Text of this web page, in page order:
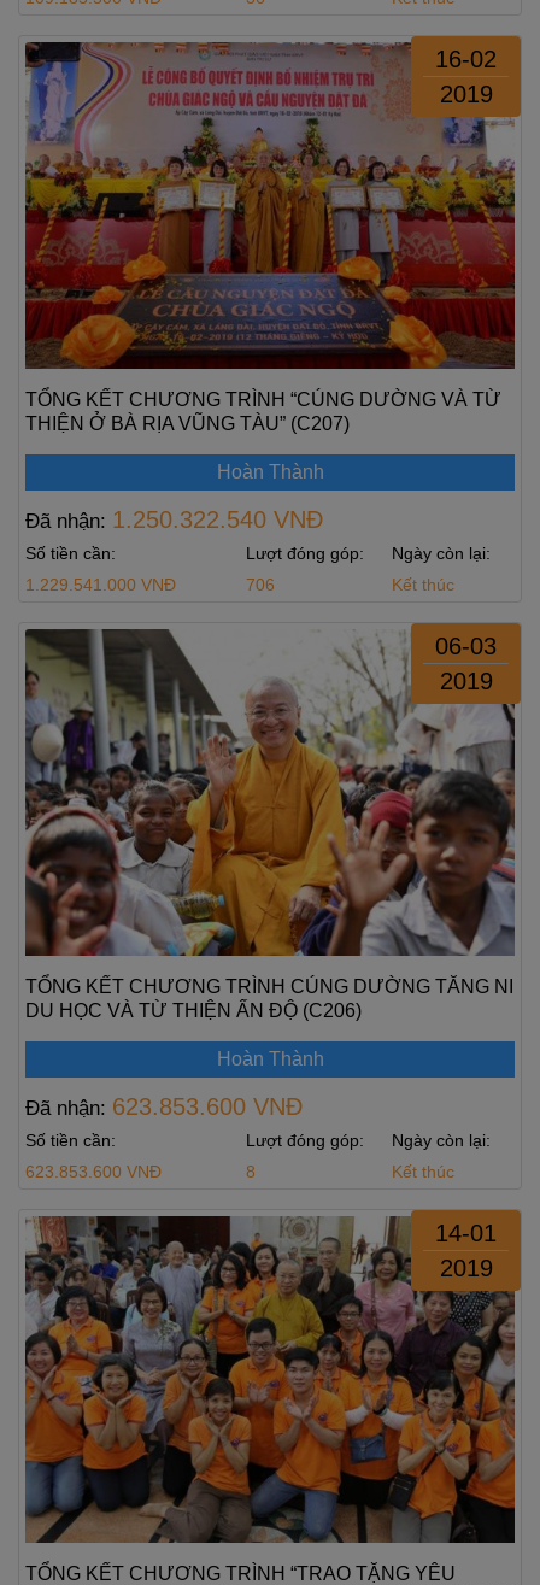
16-02
2019
TỔNG KẾT CHƯƠNG TRÌNH “CÚNG DƯỜNG VÀ TỪ
THIỆN Ở BÀ RỊA VŨNG TÀU” (C207)
Hoàn Thành
Đã nhận: 1.250.322.540 VNĐ
Số tiền cần:
1.229.541.000 VNĐ
Lượt đóng góp:
706
Ngày còn lại:
Kết thúc
06-03
2019
TỔNG KẾT CHƯƠNG TRÌNH CÚNG DƯỜNG TĂNG NI
DU HỌC VÀ TỪ THIỆN ẤN ĐỘ (C206)
Hoàn Thành
Đã nhận: 623.853.600 VNĐ
Số tiền cần:
623.853.600 VNĐ
Lượt đóng góp:
8
Ngày còn lại:
Kết thúc
14-01
2019
TỔNG KẾT CHƯƠNG TRÌNH “TRAO TẶNG YÊU